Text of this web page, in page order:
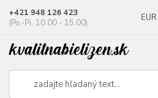
EUR
+421 948 126 423
(Po.-Pi. 10.00 - 15.00)